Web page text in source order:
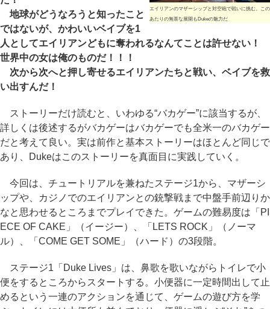
エイリアンのマザーシップと対空砲で戦いに挑む。この
あたりの無茶な展開もDukeの魅力だ
地球がどうなろうと知ったこと
ではないが、かわいいベイブを1
人としてエイリアンどもに奪われるなんてことは許せない！
世界中の女は俺のものだ！！！
次から次へと押し寄せるエイリアンたちと戦い、ベイブを救
い出すんだ！
ストーリーだけ読むと、いわゆる“バカゲー”に該当するが、
詳しくは後述するがバカゲーはバカゲーでも全米一のバカゲー
だと考えて良い。実は前作と基本ストーリーはほとんど同じで
あり、Dukeはこのストーリーを真面目に実践していく。
今回は、チュートリアルを兼ねたステージ1から、マザーシ
ップや、カジノでのエイリアンとの銃撃戦まで中盤手前辺りか
なと思わせるところまでプレイできた。ゲームの難易度は「PI
ECE OF CAKE」（イージー）、「LETS ROCK」（ノーマ
ル）、「COME GET SOME」（ハード）の3段階。
ステージ1「Duke Lives」は、鼻歌を歌いながらトイレで小
便をするところからスタートする。小便器に一定時間出して止
めるという一連のアクションを通じて、ゲームの遊び方を学